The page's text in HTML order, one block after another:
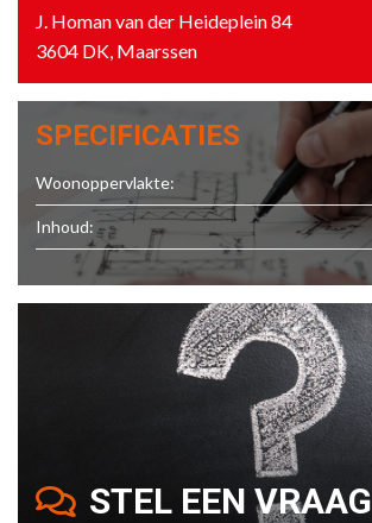
J. Homan van der Heideplein 84
3604 DK, Maarssen
SPECIFICATIES
Woonoppervlakte:
Inhoud:
STEL EEN VRAAG